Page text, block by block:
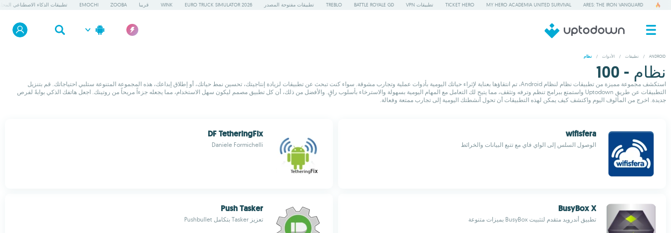
ARES: THE IRON VANGUARD
MY HERO ACADEMIA UNITED SURVIVAL
TICKET HERO تطبيقات VPN BATTLE ROYALE GD
TREBLO تطبيقات مفتوحة المصدر EURO TRUCK SIMULATOR 2026
WINK قريبا ZOOBA
EMOCHI تطبيقات الذكاء الاصطناعي
ANDROID
/ تطبيقات / الأدوات / نظام
نظام - 100
استكشف مجموعة مميزة من تطبيقات نظام لنظام Android، تم انتقاؤها بعناية لإثراء حياتك اليومية بأدوات عملية وتجارب مشوقة. سواء كنت تبحث عن تطبيقات لزيادة إنتاجيتك، تحسين نمط حياتك، أو إطلاق إبداعك، هذه المجموعة المتنوعة ستلبي احتياجاتك. قم بتنزيل
التطبيقات عن طريق Uptodown واستمتع ببرامج تنظم وترفه وتثقف، مما يتيح لك التعامل مع المهام اليومية بسهولة والاسترخاء بأسلوب راقٍ. والأفضل من ذلك، أن كل تطبيق مصمم ليكون سهل الاستخدام، مما يجعله جزءاً مريحاً من روتينك. اجعل هاتفك الذكي بوابةً لفرص
جديدة. اخرج من المألوف اليوم واكتشف كيف يمكن لهذه التطبيقات أن تحول أنشطتك اليومية إلى تجارب ممتعة وفعالة.
wifisfera
الوصول السلس إلى الواي فاي مع تتبع البيانات والخرائط
DF TetheringFix
Daniele Formichelli
BusyBox X
تطبيق أندرويد متقدم لتثبيت BusyBox بميزات متنوعة
Push Tasker
تعزيز Tasker بتكامل Pushbullet